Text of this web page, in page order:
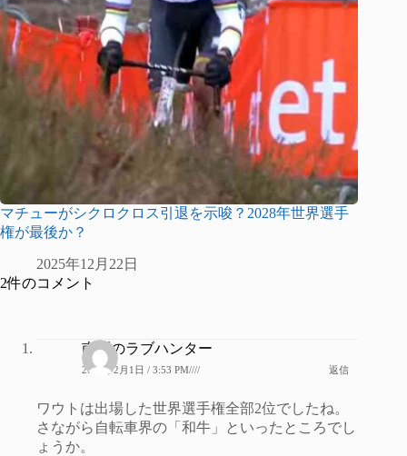
マチューがシクロクロス引退を示唆？2028年世界選手
権が最後か？
2025年12月22日
2件のコメント
南区のラブハンター
2021年2月1日 / 3:53 PM//// 返信
ワウトは出場した世界選手権全部2位でしたね。
さながら自転車界の「和牛」といったところでし
ょうか。